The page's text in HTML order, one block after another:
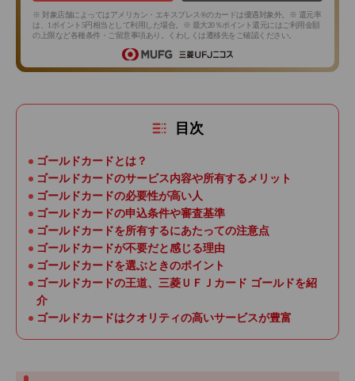
※ 対象店舗によってはアメリカン・エキスプレス®のカードは優遇対象外。※ 還元率
は、1ポイント5円相当として利用した場合。※ 最大20％ポイント還元にはご利用金額
の上限など各種条件・ご留意事項あり。くわしくは遷移先をご確認ください。
目次
ゴールドカードとは？
ゴールドカードのサービス内容や所有するメリット
ゴールドカードの必要性が高い人
ゴールドカードの申込条件や審査基準
ゴールドカードを所有するにあたっての注意点
ゴールドカードが不要だと感じる理由
ゴールドカードを選ぶときのポイント
ゴールドカードの王道、三菱ＵＦＪカード ゴールドを紹
介
ゴールドカードはクオリティの高いサービスが豊富